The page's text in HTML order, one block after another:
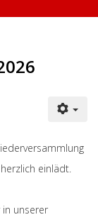
einlädt.
in unserer